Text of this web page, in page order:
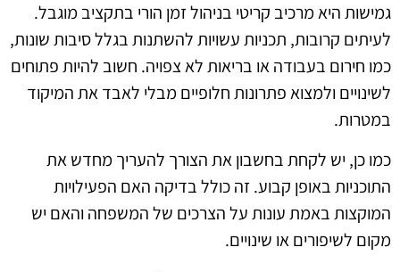
גמישות היא מרכיב קריטי בניהול זמן הורי בתקציב מוגבל.
לעיתים קרובות, תכניות עשויות להשתנות בגלל סיבות שונות,
כמו חירום בעבודה או בריאות לא צפויה. חשוב להיות פתוחים
לשינויים ולמצוא פתרונות חלופיים מבלי לאבד את המיקוד
במטרות.
כמו כן, יש לקחת בחשבון את הצורך להעריך מחדש את
התוכניות באופן קבוע. זה כולל בדיקה האם הפעילויות
המוקצות באמת עונות על הצרכים של המשפחה והאם יש
מקום לשיפורים או שינויים.